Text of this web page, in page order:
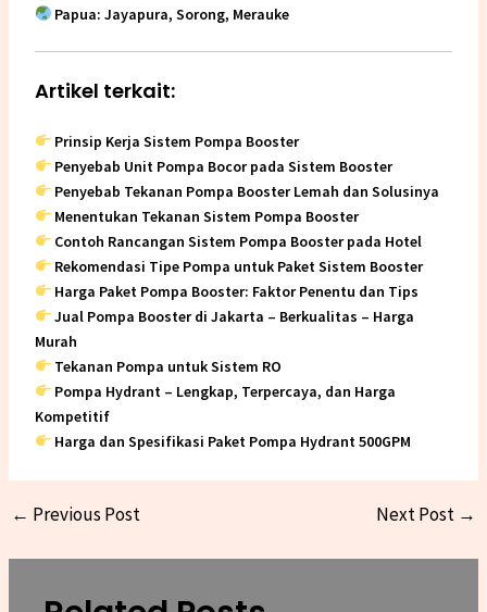
Papua: Jayapura, Sorong, Merauke
Artikel terkait:
Prinsip Kerja Sistem Pompa Booster
Penyebab Unit Pompa Bocor pada Sistem Booster
Penyebab Tekanan Pompa Booster Lemah dan Solusinya
Menentukan Tekanan Sistem Pompa Booster
Contoh Rancangan Sistem Pompa Booster pada Hotel
Rekomendasi Tipe Pompa untuk Paket Sistem Booster
Harga Paket Pompa Booster: Faktor Penentu dan Tips
Jual Pompa Booster di Jakarta – Berkualitas – Harga
Murah
Tekanan Pompa untuk Sistem RO
Pompa Hydrant – Lengkap, Terpercaya, dan Harga
Kompetitif
Harga dan Spesifikasi Paket Pompa Hydrant 500GPM
← Previous Post Next Post →